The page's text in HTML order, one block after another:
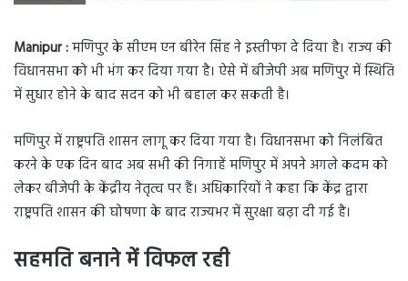
Manipur :मणिपुर के सीएम एन बीरेन सिंह ने इस्तीफा दे दिया है। राज्य की
विधानसभा को भी भंग कर दिया गया है। ऐसे में बीजेपी अब मणिपुर में स्थिति
में सुधार होने के बाद सदन को भी बहाल कर सकती है।
मणिपुर में राष्ट्रपति शासन लागू कर दिया गया है। विधानसभा को निलंबित
करने के एक दिन बाद अब सभी की निगाहें मणिपुर में अपने अगले कदम को
लेकर बीजेपी के केंद्रीय नेतृत्व पर हैं। अधिकारियों ने कहा कि केंद्र द्वारा
राष्ट्रपति शासन की घोषणा के बाद राज्यभर में सुरक्षा बढ़ा दी गई है।
सहमति बनाने में विफल रही